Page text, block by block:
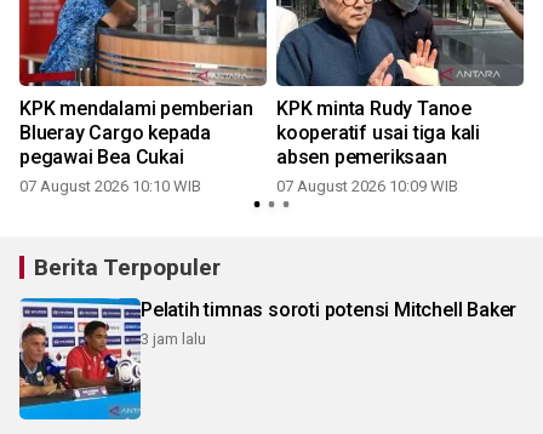
KPK mendalami pemberian
Blueray Cargo kepada
pegawai Bea Cukai
07 August 2026 10:10 WIB
KPK minta Rudy Tanoe
kooperatif usai tiga kali
absen pemeriksaan
07 August 2026 10:09 WIB
Berita Terpopuler
Pelatih timnas soroti potensi Mitchell Baker
3 jam lalu